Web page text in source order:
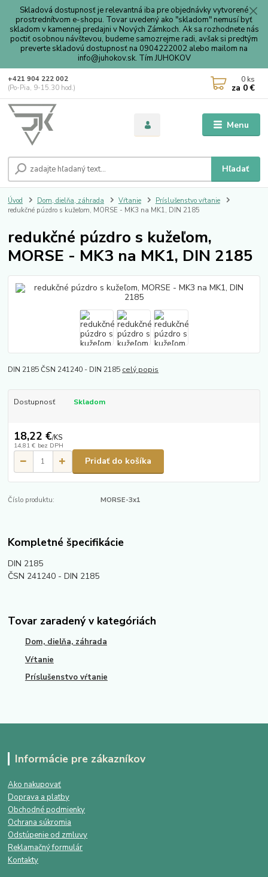
Skladová dostupnosť je relevantná iba pre objednávky vytvorené
prostrednítvom e-shopu. Tovar uvedený ako "skladom" nemusí byť
skladom v kamennej predajni v Nových Zámkoch. Ak sa rozhodnete nás
poctiť osobnou návštevou, budeme samozrejme radi, avšak si predtým
preverte skladovú dostupnosť na 0904222002 alebo mailom na
info@juhokov.sk. Tím JUHOKOV
Menu
Hľadať
+421 904 222 002
(Po-Pia, 9-15.30 hod.)
0 ks
za 0 €
Úvod Dom, dielňa, záhrada Vŕtanie
Príslušenstvo vŕtanie
redukčné púzdro s kužeľom, MORSE - MK3 na MK1, DIN 2185
redukčné púzdro s kužeľom,
MORSE - MK3 na MK1, DIN 2185
DIN 2185 ČSN 241240 - DIN 2185 celý popis
Dostupnosť Skladom
18,22 €/KS
14,81 € bez DPH
Pridať do košíka
Číslo produktu: MORSE-3x1
Kompletné špecifikácie
DIN 2185
ČSN 241240 - DIN 2185
Tovar zaradený v kategóriách
Dom, dielňa, záhrada
Vŕtanie
Príslušenstvo vŕtanie
Informácie pre zákazníkov
Ako nakupovať
Doprava a platby
Obchodné podmienky
Ochrana súkromia
Odstúpenie od zmluvy
Reklamačný formulár
Kontakty